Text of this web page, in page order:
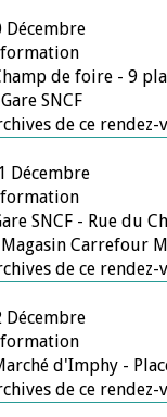
Décembre
de foire - 9
SNCF
de ce rendez-
Décembre
SNCF - Rue du
Carrefour
de ce rendez-
Décembre
d'Imphy -
de ce rendez-